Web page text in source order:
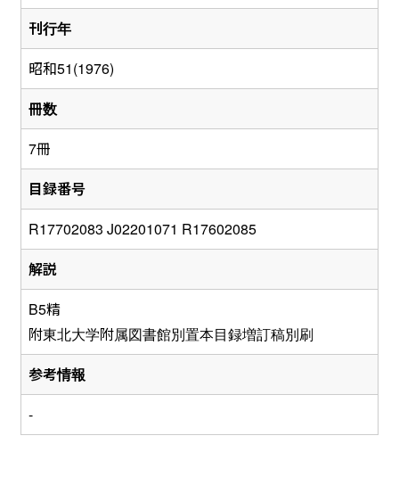
刊行年
昭和51(1976)
冊数
7冊
目録番号
R17702083 J02201071 R17602085
解説
B5精
附東北大学附属図書館別置本目録増訂稿別刷
参考情報
-